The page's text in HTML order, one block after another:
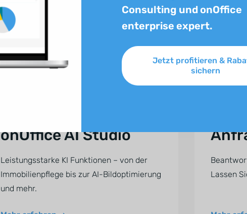
Mehr erfahren Mehr
onOffice AI Studio
Leistungsstarke KI Funktionen – von der
Immobilienpflege bis zur AI-Bildoptimierung
und mehr.
Lassen
Consulting und onOffice
enterprise expert.
Jetzt profitieren &
sichern